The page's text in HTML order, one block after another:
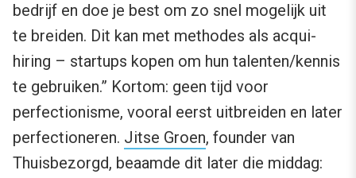
bedrijf en doe je best om zo snel mogelijk uit
te breiden. Dit kan met methodes als acqui-
hiring – startups kopen om hun talenten/kennis
te gebruiken.” Kortom: geen tijd voor
perfectionisme, vooral eerst uitbreiden en later
perfectioneren. Jitse Groen, founder van
Thuisbezorgd, beaamde dit later die middag: